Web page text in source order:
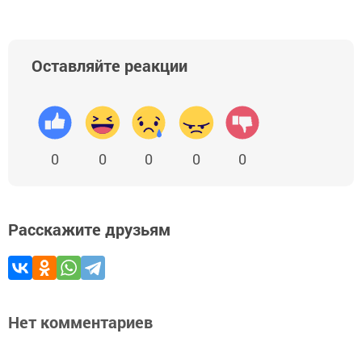
Оставляйте реакции
0 0 0 0 0
Расскажите друзьям
Нет комментариев